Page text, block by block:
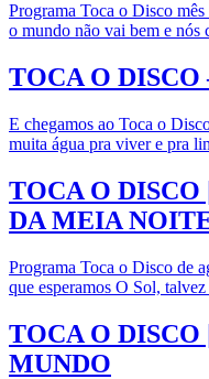
Programa Toca o Disco
o mundo não vai bem e nós
TOCA O DISCO
E chegamos ao Toca o
muita água pra viver e pra
TOCA O DISCO
DA MEIA
Programa Toca o Disco de
que esperamos O Sol,
TOCA O DISCO
MUNDO